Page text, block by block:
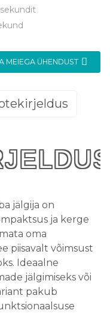
MEIEGA ÜHENDUST
jälgija on
ja kerge
oma
piisavalt võimsust
Ideaalne
jälgimiseks või
pakub